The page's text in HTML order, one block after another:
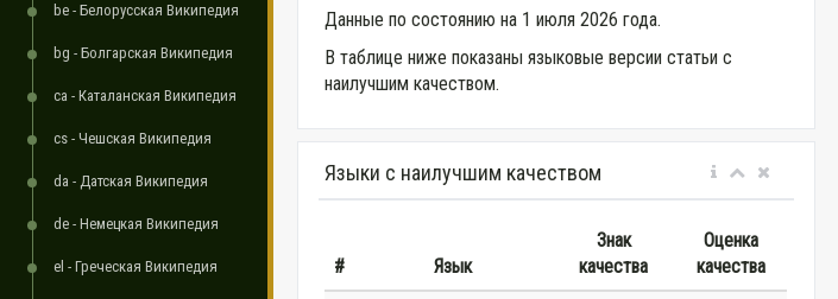
be - Белорусская Википедия
bg - Болгарская Википедия
ca - Каталанская Википедия
cs - Чешская Википедия
da - Датская Википедия
de - Немецкая Википедия
el - Греческая Википедия
Данные по состоянию на 1 июля 2026 года.
В таблице ниже показаны языковые версии статьи с
наилучшим качеством.
Языки с наилучшим качеством
# Язык
Знак
качества
Оценка
качества